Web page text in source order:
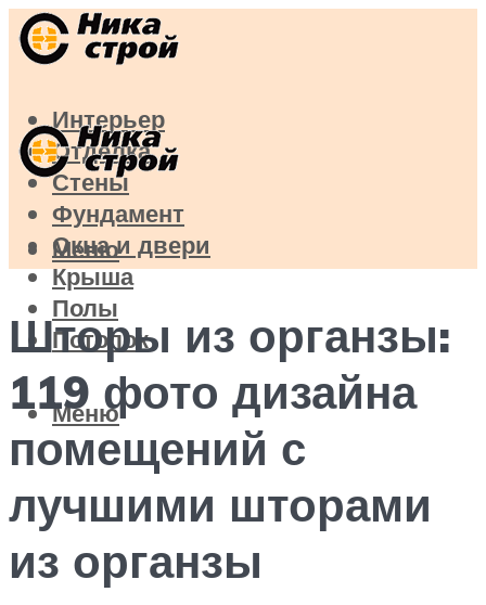
Интерьер
Отделка
Стены
Фундамент
Окна и двери
Крыша
Полы
Потолок
Меню
Меню
Шторы из органзы:
119 фото дизайна
помещений с
лучшими шторами
из органзы